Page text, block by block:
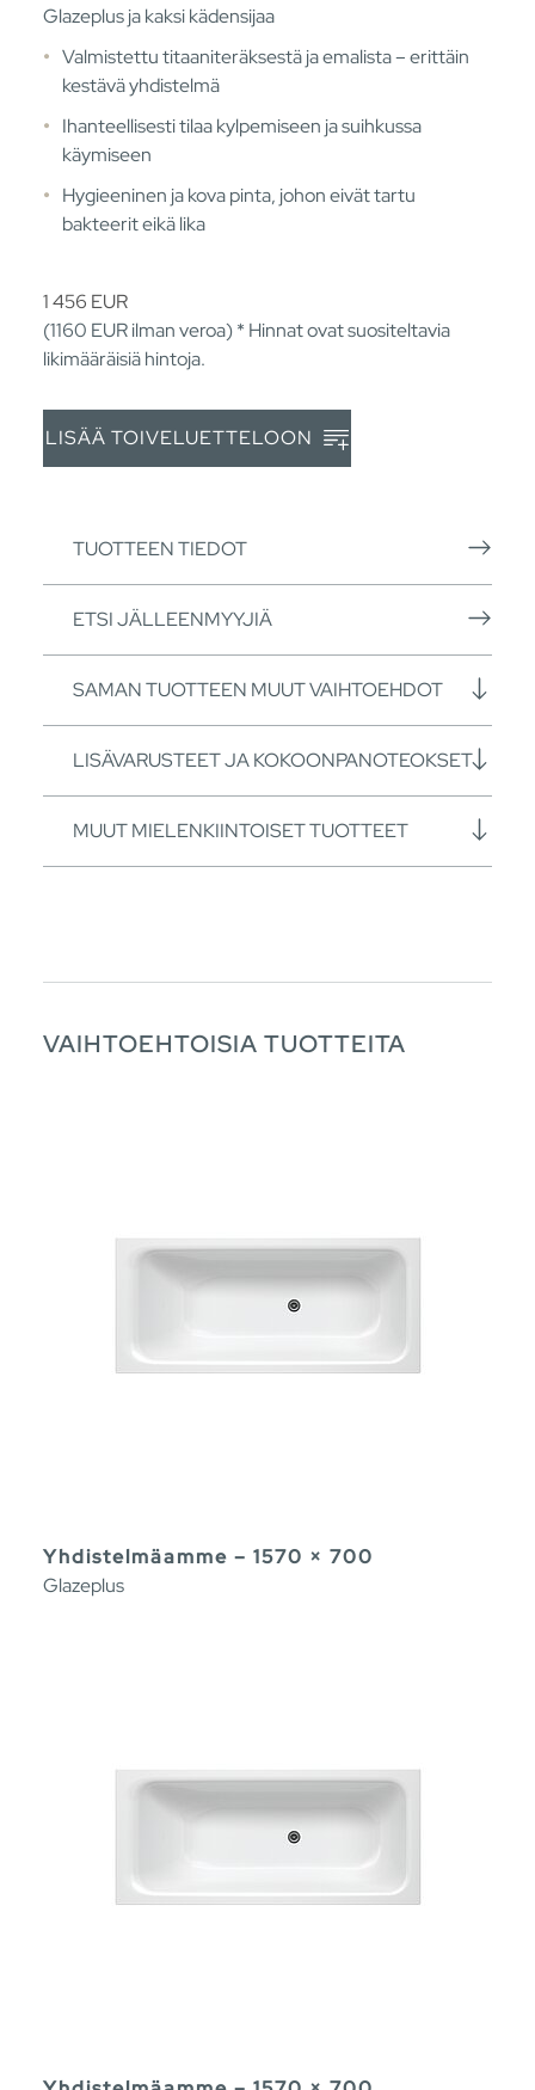
Glazeplus ja kaksi kädensijaa
Valmistettu titaaniteräksestä ja emalista – erittäin
kestävä yhdistelmä
Ihanteellisesti tilaa kylpemiseen ja suihkussa
käymiseen
Hygieeninen ja kova pinta, johon eivät tartu
bakteerit eikä lika
1 456 EUR
(1160 EURilman veroa) * Hinnat ovat suositeltavia
likimääräisiä hintoja.
LISÄÄ TOIVELUETTELOON
TUOTTEEN TIEDOT
ETSI JÄLLEENMYYJIÄ
SAMAN TUOTTEEN MUUT VAIHTOEHDOT
LISÄVARUSTEET JA KOKOONPANOTEOKSET
MUUT MIELENKIINTOISET TUOTTEET
VAIHTOEHTOISIA TUOTTEITA
Yhdistelmäamme – 1570 × 700
Glazeplus